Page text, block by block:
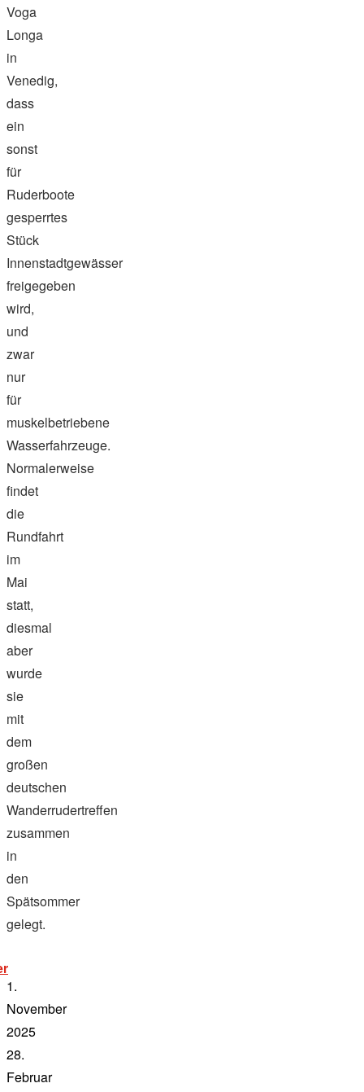
Voga
Longa
in
Venedig,
dass
ein
sonst
für
Ruderboote
gesperrtes
Stück
Innenstadtgewässer
freigegeben
wird,
und
zwar
nur
für
muskelbetriebene
Wasserfahrzeuge.
Normalerweise
findet
die
Rundfahrt
im
Mai
statt,
diesmal
aber
wurde
sie
mit
dem
großen
deutschen
Wanderrudertreffen
zusammen
in
den
Spätsommer
gelegt.
„wanderfahrt
berlin
2025“
1.
November
2025
28.
Februar